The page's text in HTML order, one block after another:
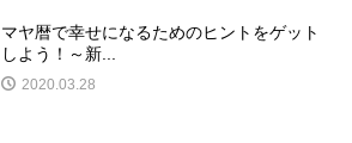
マヤ暦で幸せになるためのヒントをゲット
しよう！～新...
2020.03.28